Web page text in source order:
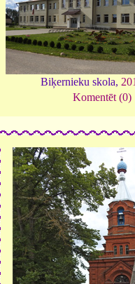
Biķernieku skola,
Komentēt (0)